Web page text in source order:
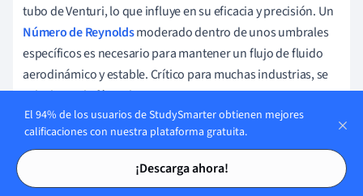
Tarjetas de estudio
Tarjetas de estudio
tubo de Venturi, lo que influye en su eficacia y precisión. Un
Número de Reynoldsmoderado dentro de unos umbrales
específicos es necesario para mantener un flujo de fluido
aerodinámico y estable. Crítico para muchas industrias, se
calcula con la fórmula
Re=ρvDμ
es el diámetro de la tubería, y
El 94% de los usuarios de StudySmarter obtienen mejores
calificaciones con nuestra plataforma gratuita.
¡Descarga ahora!